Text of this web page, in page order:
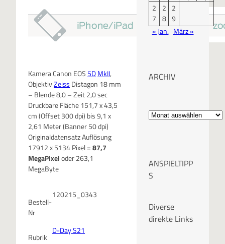
Kamera Canon EOS 5DMkII,
ObjektivZeiss Distagon 18 mm
– Blende 8,0 – Zeit 2,0 sec
Druckbare Fläche 151,7 x 43,5
cm (Offset 300 dpi) bis 9,1 x
2,61 Meter (Banner 50 dpi)
Originaldatensatz Auflösung
17912 x 5134 Pixel =87,7
MegaPixeloder 263,1
MegaByte
Bestell-
Nr
120215_0343
Rubrik
D-Day S21
2
7
2
8
2
9
« Jan. März »
ARCHIV
A
h
v
ANSPIELTIPP
S
Diverse
direkte Links